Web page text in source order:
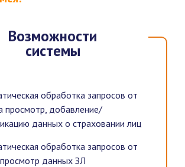
Возможности
системы
обработка запросов от
добавление/
данных о страховании лиц
обработка запросов от
данных ЗЛ